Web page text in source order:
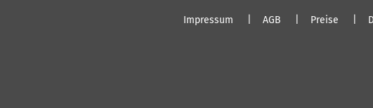
Impressum AGB Preise